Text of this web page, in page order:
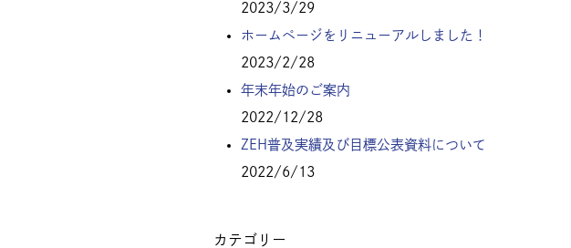
2023/3/29
ホームページをリニューアルしました！
2023/2/28
年末年始のご案内
2022/12/28
ZEH普及実績及び目標公表資料について
2022/6/13
カテゴリー